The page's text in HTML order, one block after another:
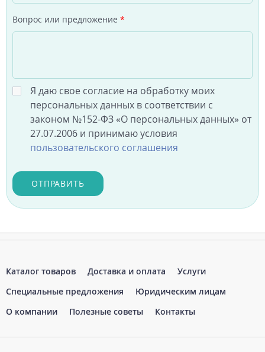
Вопрос или предложение *
Я даю свое согласие на обработку моих
персональных данных в соответствии с
законом №152-ФЗ «О персональных данных» от
27.07.2006 и принимаю условия
пользовательского соглашения
ОТПРАВИТЬ
Каталог товаров Доставка и оплата
Услуги
Специальные предложения
Юридическим лицам
О компании
Полезные советы Контакты